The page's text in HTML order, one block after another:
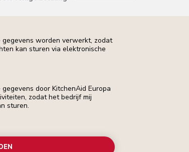
worden verwerkt, zodat
kan sturen via elektronische
door KitchenAid Europa
zodat het bedrijf mij
sturen.